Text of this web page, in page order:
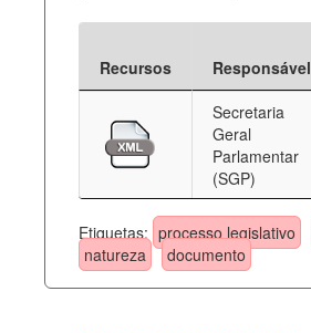
Recursos Responsável
Secretaria
Geral
Parlamentar
(SGP)
Etiquetas: processo legislativo
natureza
documento